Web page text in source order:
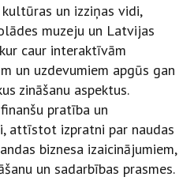
un izziņas vidi,
muzeju un Latvijas
caur interaktīvām
un uzdevumiem apgūs gan
zināšanu aspektus.
pratība un
attīstot izpratni par naudas
biznesa izaicinājumiem,
un sadarbības prasmes.